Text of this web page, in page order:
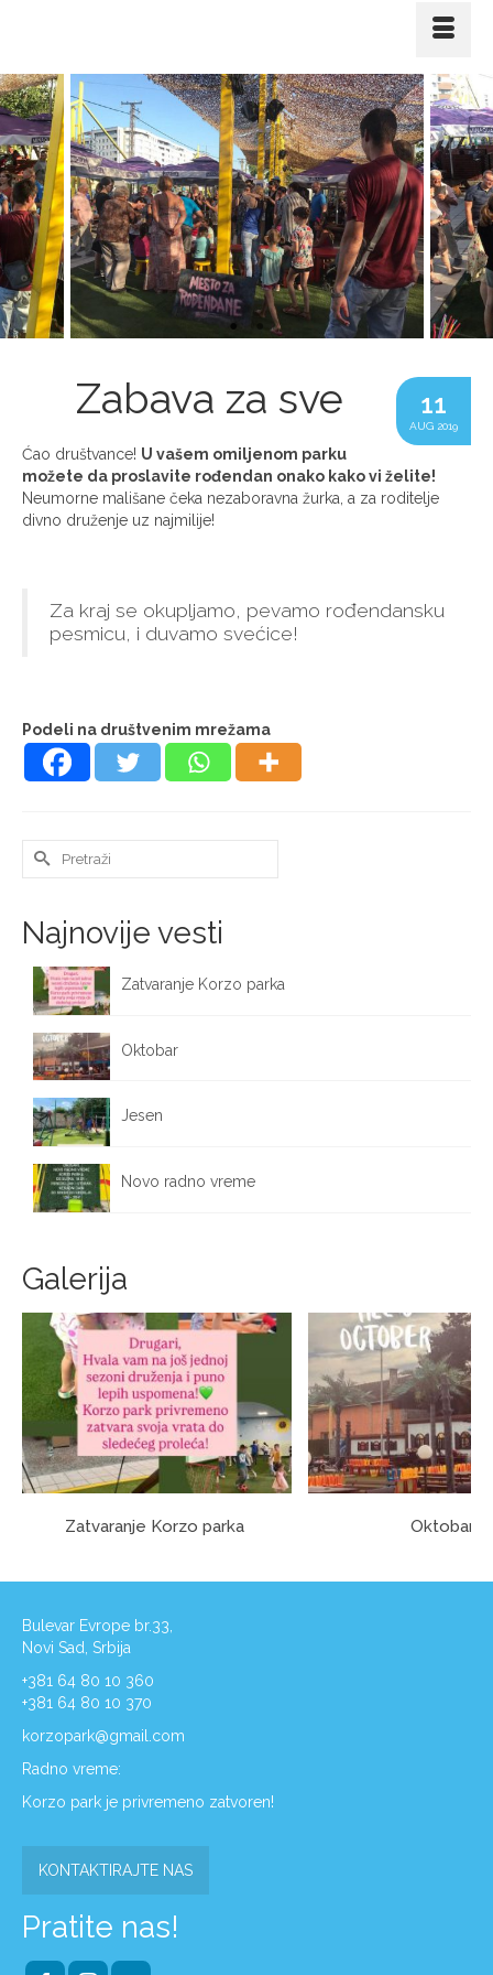
11
AUG 2019
Zabava za sve
Ćao društvance! U vašem omiljenom parku
možete da proslavite rođendan onako kako vi želite!
Neumorne mališane čeka nezaboravna žurka, a za roditelje
divno druženje uz najmilije!
Za kraj se okupljamo, pevamo rođendansku
pesmicu, i duvamo svećice!
Podeli na društvenim mrežama
Search
for:
Najnovije vesti
Zatvaranje Korzo parka
Oktobar
Jesen
Novo radno vreme
Galerija
Zatvaranje Korzo parka Oktobar
Bulevar Evrope br.33,
Novi Sad, Srbija
+381 64 80 10 360
+381 64 80 10 370
korzopark@gmail.com
Radno vreme:
Korzo park je privremeno zatvoren!
KONTAKTIRAJTE NAS
Pratite nas!